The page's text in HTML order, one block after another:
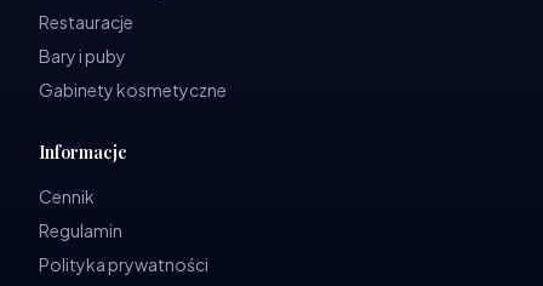
Restauracje
Bary i puby
Gabinety kosmetyczne
Informacje
Cennik
Regulamin
Polityka prywatności